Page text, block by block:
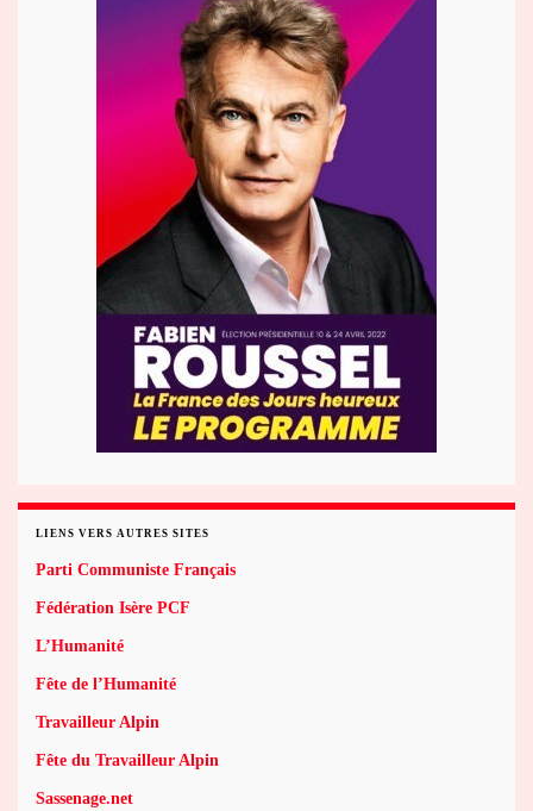
LIENS VERS AUTRES SITES
Parti Communiste Français
Fédération Isère PCF
L’Humanité
Fête de l’Humanité
Travailleur Alpin
Fête du Travailleur Alpin
Sassenage.net